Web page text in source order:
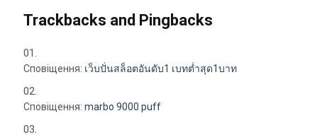
Trackbacks and Pingbacks
Сповіщення: เว็บปั่นสล็อตอันดับ1 เบทต่ำสุด1บาท
Сповіщення:marbo 9000 puff